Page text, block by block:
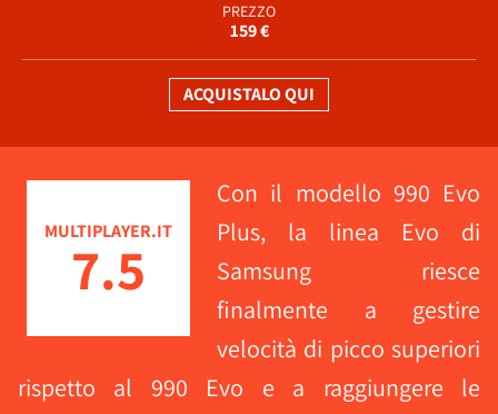
PREZZO
159 €
ACQUISTALO QUI
MULTIPLAYER.IT
7.5
Con il modello 990 Evo
Plus, la linea Evo di
Samsung riesce
finalmente a gestire
velocità di picco superiori
rispetto al 990 Evo e a raggiungere le